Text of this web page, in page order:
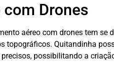
Drones
aéreo com drones tem se
topográficos. Quitandinha
possibilitando a